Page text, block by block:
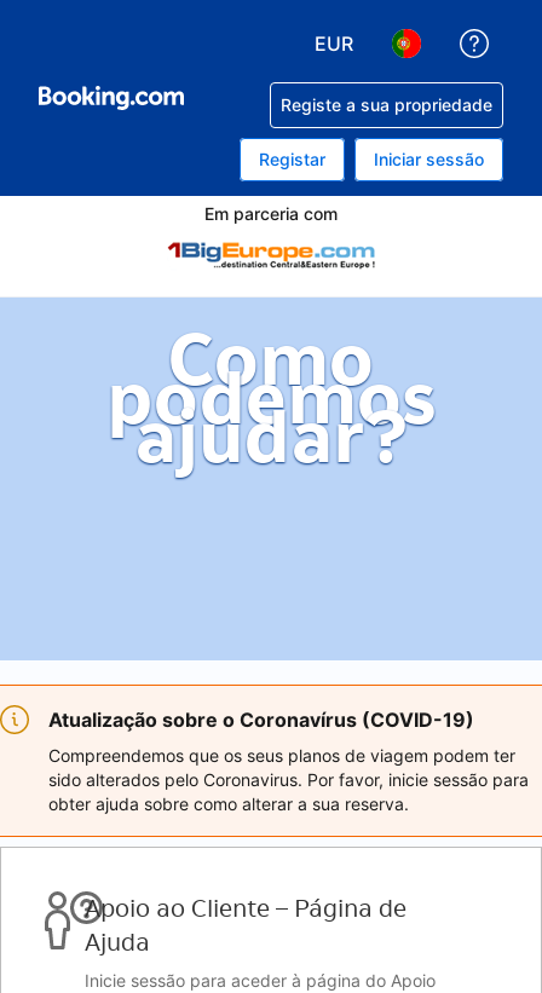
EUR
Registe a sua propriedade
Registar Iniciar sessão
Em parceria com
Como
podemos
ajudar?
Atualização sobre o Coronavírus (COVID-19)
Compreendemos que os seus planos de viagem podem ter
sido alterados pelo Coronavirus. Por favor, inicie sessão para
obter ajuda sobre como alterar a sua reserva.
Apoio ao Cliente – Página de
Ajuda
Inicie sessão para aceder à página do Apoio